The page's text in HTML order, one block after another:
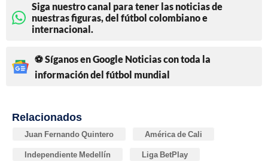
Siga nuestro canal para tener las noticias de
nuestras figuras, del fútbol colombiano e
internacional.
⚽ Síganos en Google Noticias con toda la
información del fútbol mundial
Relacionados
Juan Fernando Quintero América de Cali
Independiente Medellín Liga BetPlay